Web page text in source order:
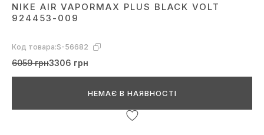
NIKE AIR VAPORMAX PLUS BLACK VOLT
924453-009
Код товара:S-56682
6059 грн3306 грн
НЕМАЄ В НАЯВНОСТІ